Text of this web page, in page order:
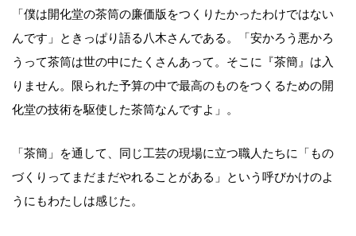
「僕は開化堂の茶筒の廉価版をつくりたかったわけではない
んです」ときっぱり語る八木さんである。「安かろう悪かろ
うって茶筒は世の中にたくさんあって。そこに『茶簡』は入
りません。限られた予算の中で最高のものをつくるための開
化堂の技術を駆使した茶筒なんですよ」。
「茶簡」を通して、同じ工芸の現場に立つ職人たちに「もの
づくりってまだまだやれることがある」という呼びかけのよ
うにもわたしは感じた。